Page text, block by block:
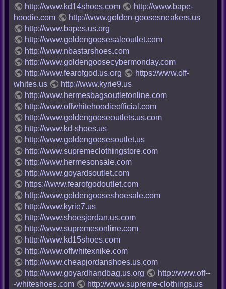
http://www.kd14shoes.com
http://www.bape-
hoodie.com
http://www.golden-goosesneakers.us
http://www.bapes.us.org
http://www.goldengoosesaleoutlet.com
http://www.nbastarshoes.com
http://www.goldengoosecybermonday.com
http://www.fearofgod.us.org
https://www.off-
whites.us
http://www.kyrie9.us
http://www.hermesbagsoutletonline.com
http://www.offwhitehoodieofficial.com
http://www.goldengooseoutlets.us.com
http://www.kd-shoes.us
http://www.goldengoosesoutlet.us
http://www.supremeclothingstore.com
http://www.hermesonsale.com
http://www.goyardsoutlet.com
https://www.fearofgodoutlet.com
http://www.goldengooseshoesale.com
http://www.kyrie7.us
http://www.shoesjordan.us.com
http://www.supremesonline.com
http://www.kd15shoes.com
http://www.offwhitexnike.com
http://www.cheapjordanshoes.us.com
http://www.goyardhandbag.us.org
http://www.off--
-whiteshoes.com
http://www.supreme-clothings.us